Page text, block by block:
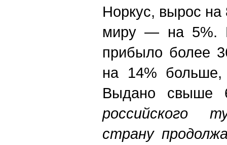
Норкус, вырос
миру — на 5%.
прибыло более
на 14%
Выдано свыше
российского
страну